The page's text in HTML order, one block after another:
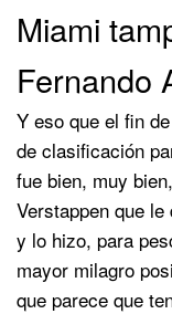
Miami
Fernando
Y eso que el fin
de clasificación
fue bien, muy
Verstappen que
y lo hizo, para
mayor milagro
que parece que